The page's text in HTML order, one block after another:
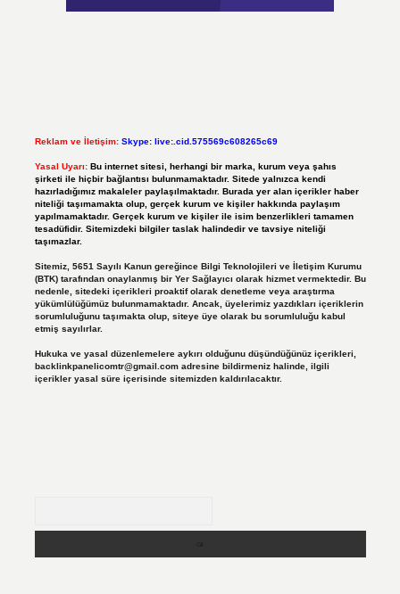
Reklam ve İletişim: Skype: live:.cid.575569c608265c69
Yasal Uyarı: Bu internet sitesi, herhangi bir marka, kurum veya şahıs
şirketi ile hiçbir bağlantısı bulunmamaktadır. Sitede yalnızca kendi
hazırladığımız makaleler paylaşılmaktadır. Burada yer alan içerikler haber
niteliği taşımamakta olup, gerçek kurum ve kişiler hakkında paylaşım
yapılmamaktadır. Gerçek kurum ve kişiler ile isim benzerlikleri tamamen
tesadüfidir. Sitemizdeki bilgiler taslak halindedir ve tavsiye niteliği
taşımazlar.
Sitemiz, 5651 Sayılı Kanun gereğince Bilgi Teknolojileri ve İletişim Kurumu
(BTK) tarafından onaylanmış bir Yer Sağlayıcı olarak hizmet vermektedir. Bu
nedenle, sitedeki içerikleri proaktif olarak denetleme veya araştırma
yükümlülüğümüz bulunmamaktadır. Ancak, üyelerimiz yazdıkları içeriklerin
sorumluluğunu taşımakta olup, siteye üye olarak bu sorumluluğu kabul
etmiş sayılırlar.
Hukuka ve yasal düzenlemelere aykırı olduğunu düşündüğünüz içerikleri,
backlinkpanelicomtr@gmail.comadresine bildirmeniz halinde, ilgili
içerikler yasal süre içerisinde sitemizden kaldırılacaktır.